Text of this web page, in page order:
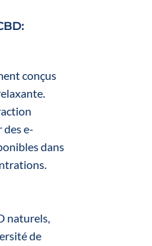
conçus
des e-
dans
naturels,
de